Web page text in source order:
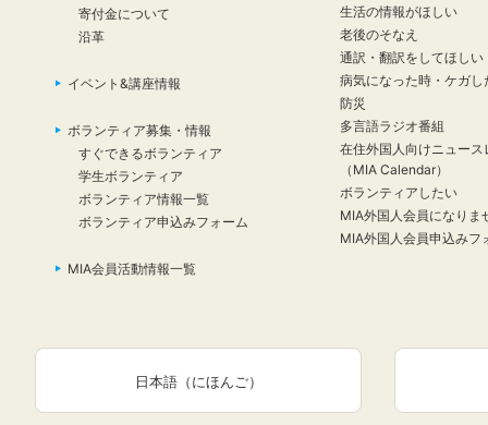
寄付金について
沿革
イベント&講座情報
ボランティア募集・情報
すぐできるボランティア
学生ボランティア
ボランティア情報一覧
ボランティア申込みフォーム
MIA会員活動情報一覧
生活の情報がほしい
老後のそなえ
通訳・翻訳をしてほしい
病気になった時・ケガし
防災
多言語ラジオ番組
在住外国人向けニュース
（MIA Calendar）
ボランティアしたい
MIA外国人会員になりま
MIA外国人会員申込みフ
日本語（にほんご）